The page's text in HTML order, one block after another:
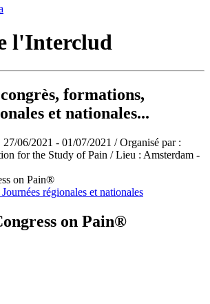
l'Interclud
formations,
et nationales...
27/06/2021 - 01/07/2021 / Organisé par :
for the Study of Pain / Lieu : Amsterdam -
régionales et nationales
on Pain®